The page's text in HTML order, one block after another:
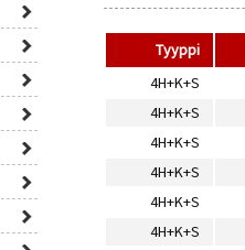
Tyyppi
4H+K+S
4H+K+S
4H+K+S
4H+K+S
4H+K+S
4H+K+S